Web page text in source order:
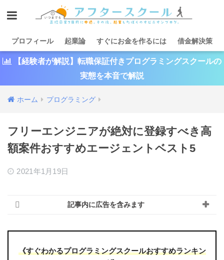
プロフィール 起業論 すぐにお金を作るには 借金解決策
【経験者が解説】転職保証付きプログラミングスクールの
実態を本音で解説
ホーム プログラミング
フリーエンジニアが絶対に登録すべき高
額案件おすすめエージェントベスト5
2021年1月19日
記事内に広告を含みます
《すぐわかるプログラミングスクールおすすめランキン